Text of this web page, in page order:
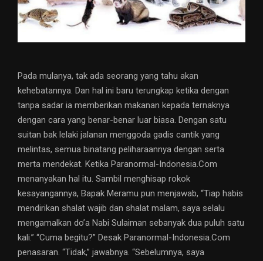
Pada mulanya, tak ada seorang yang tahu akan
kehebatannya. Dan hal ini baru terungkap ketika dengan
tanpa sadar ia memberikan makanan kepada ternaknya
dengan cara yang benar-benar luar biasa. Dengan satu
suitan bak lelaki jalanan menggoda gadis cantik yang
melintas, semua binatang peliharaannya dengan serta
merta mendekat. Ketika Paranormal-Indonesia.Com
menanyakan hal itu. Sambil menghisap rokok
kesayangannya, Bapak Meramu pun menjawab, “Tiap habis
mendirikan shalat wajib dan shalat malam, saya selalu
mengamalkan do’a Nabi Sulaiman sebanyak dua puluh satu
kali.” “Cuma begitu?” Desak Paranormal-Indonesia.Com
penasaran. “Tidak,” jawabnya. “Sebelumnya, saya